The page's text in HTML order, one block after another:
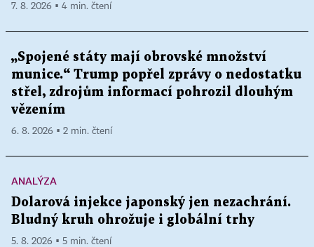
7. 8. 2026 ▪ 4 min. čtení
„Spojené státy mají obrovské množství
munice.“ Trump popřel zprávy o nedostatku
střel, zdrojům informací pohrozil dlouhým
vězením
6. 8. 2026 ▪ 2 min. čtení
ANALÝZA
Dolarová injekce japonský jen nezachrání.
Bludný kruh ohrožuje i globální trhy
5. 8. 2026 ▪ 5 min. čtení